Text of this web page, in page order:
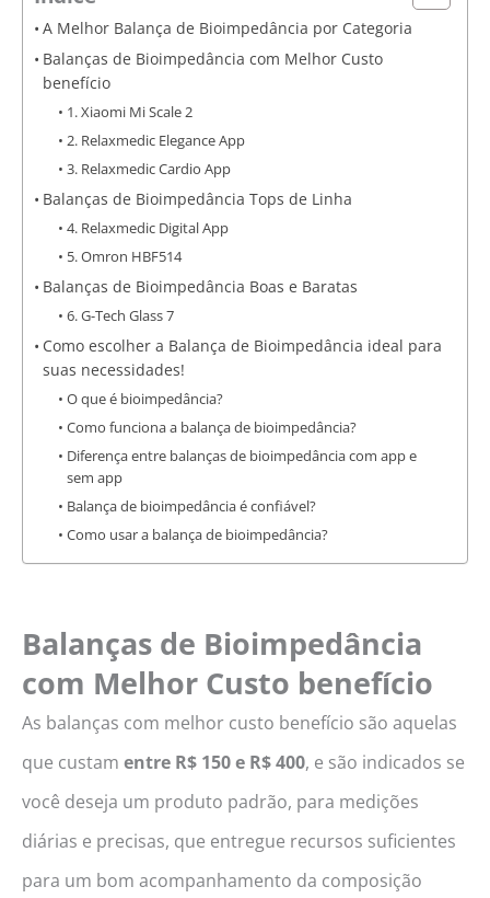
A Melhor Balança de Bioimpedância por Categoria
Balanças de Bioimpedância com Melhor Custo
benefício
1. Xiaomi Mi Scale 2
2. Relaxmedic Elegance App
3. Relaxmedic Cardio App
Balanças de Bioimpedância Tops de Linha
4. Relaxmedic Digital App
5. Omron HBF514
Balanças de Bioimpedância Boas e Baratas
6. G-Tech Glass 7
Como escolher a Balança de Bioimpedância ideal para
suas necessidades!
O que é bioimpedância?
Como funciona a balança de bioimpedância?
Diferença entre balanças de bioimpedância com app e
sem app
Balança de bioimpedância é confiável?
Como usar a balança de bioimpedância?
Balanças de Bioimpedância
com Melhor Custo benefício
As balanças com melhor custo benefício são aquelas
que custam entre R$ 150 e R$ 400, e são indicados se
você deseja um produto padrão, para medições
diárias e precisas, que entregue recursos suficientes
para um bom acompanhamento da composição